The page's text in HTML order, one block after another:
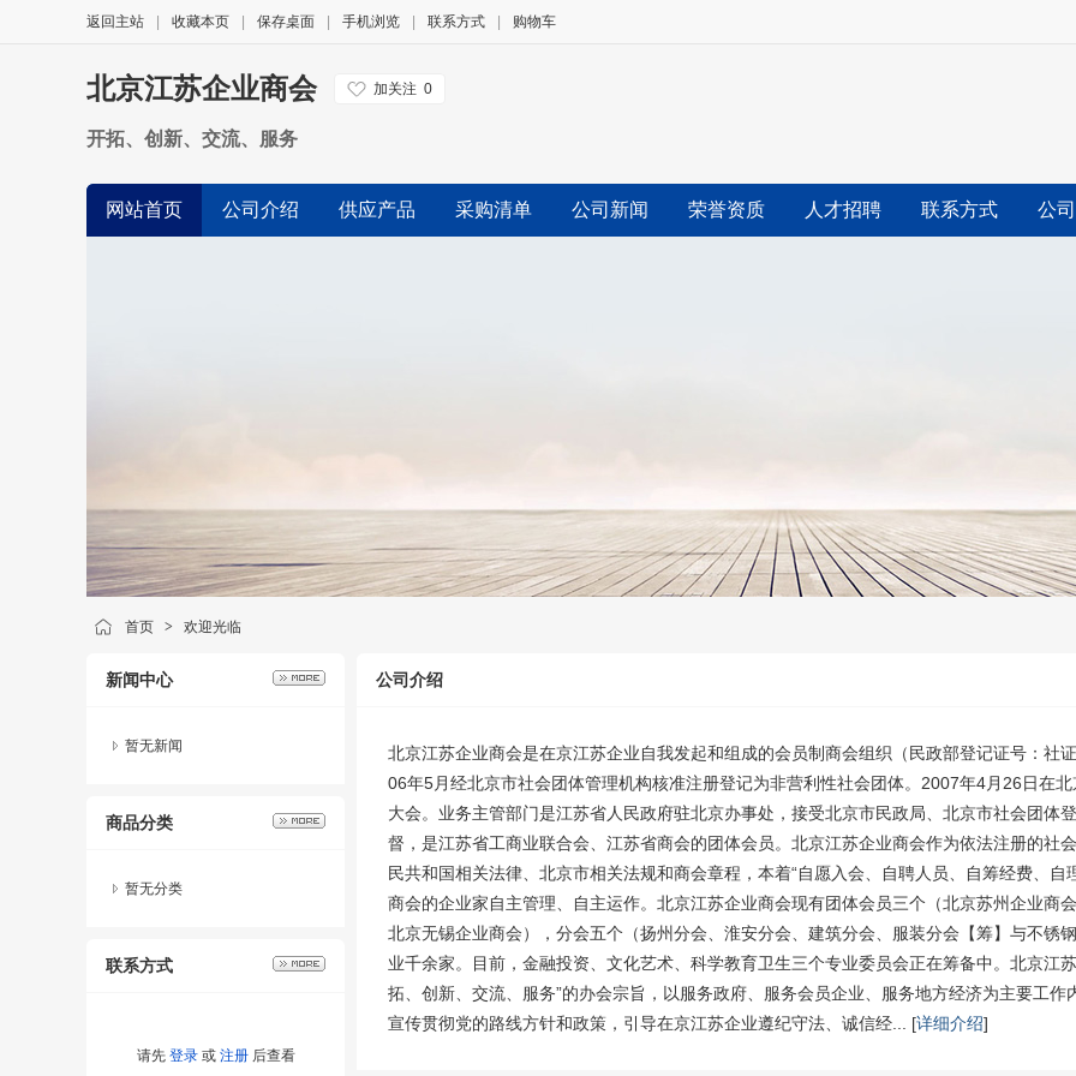
返回主站 收藏本页 保存桌面 手机浏览 联系方式 购物车
北京江苏企业商会 加关注 0
开拓、创新、交流、服务
网站首页 公司介绍 供应产品 采购清单 公司新闻 荣誉资质 人才招聘 联系方式 公
首页 > 欢迎光临
新闻中心
暂无新闻
商品分类
暂无分类
联系方式
请先 登录或 注册后查看
公司介绍
北京江苏企业商会是在京江苏企业自我发起和组成的会员制商会组织（民政部登记证号：社
06年5月经北京市社会团体管理机构核准注册登记为非营利性社会团体。2007年4月26日在
大会。业务主管部门是江苏省人民政府驻北京办事处，接受北京市民政局、北京市社会团体
督，是江苏省工商业联合会、江苏省商会的团体会员。北京江苏企业商会作为依法注册的社
民共和国相关法律、北京市相关法规和商会章程，本着“自愿入会、自聘人员、自筹经费、自
商会的企业家自主管理、自主运作。北京江苏企业商会现有团体会员三个（北京苏州企业商
北京无锡企业商会），分会五个（扬州分会、淮安分会、建筑分会、服装分会【筹】与不锈
业千余家。目前，金融投资、文化艺术、科学教育卫生三个专业委员会正在筹备中。北京江
拓、创新、交流、服务”的办会宗旨，以服务政府、服务会员企业、服务地方经济为主要工作
宣传贯彻党的路线方针和政策，引导在京江苏企业遵纪守法、诚信经... [详细介绍]